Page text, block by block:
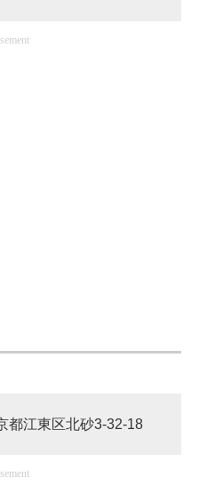
都江東区北砂3-32-18